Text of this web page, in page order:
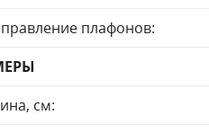
плафонов:
см: